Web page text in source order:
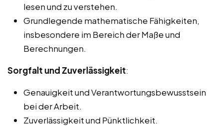
lesen und zu verstehen.
Grundlegende mathematische Fähigkeiten,
insbesondere im Bereich der Maße und
Berechnungen.
Sorgfalt und Zuverlässigkeit:
Genauigkeit und Verantwortungsbewusstsein
bei der Arbeit.
Zuverlässigkeit und Pünktlichkeit.